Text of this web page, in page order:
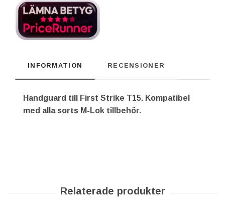
INFORMATION RECENSIONER
Handguard till First Strike T15. Kompatibel
med alla sorts M-Lok tillbehör.